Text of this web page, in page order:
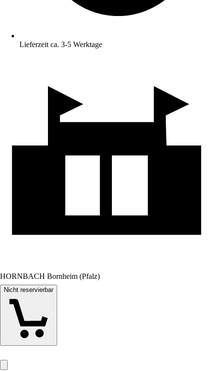
Lieferzeit ca. 3-5 Werktage
HORNBACH Bornheim (Pfalz)
Nicht reservierbar